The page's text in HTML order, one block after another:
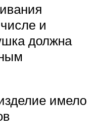
и
должна
имело